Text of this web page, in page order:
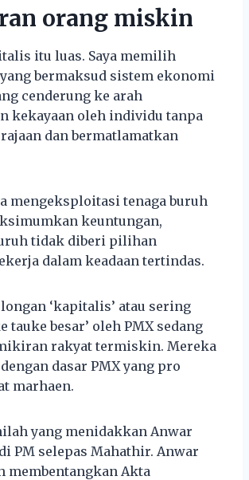
orang miskin
itu luas. Saya memilih
bermaksud sistem ekonomi
cenderung ke arah
kekayaan oleh individu tanpa
dan bermatlamatkan
mengeksploitasi tenaga buruh
keuntungan,
tidak diberi pilihan
dalam keadaan tertindas.
‘kapitalis’ atau sering
tauke besar’ oleh PMX sedang
rakyat termiskin. Mereka
dasar PMX yang pro
marhaen.
yang menidakkan Anwar
PM selepas Mahathir. Anwar
membentangkan Akta